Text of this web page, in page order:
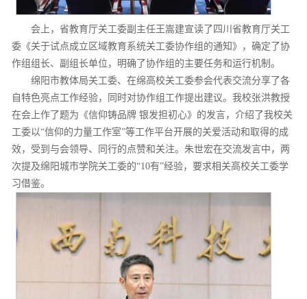
会上，省教育厅关工委副主任王嵩建宣读了四川省教育厅关工
委《关于试点成立区域教育系统关工委协作组的通知》，确定了协
作组组长、副组长单位，明确了协作组的主要任务和运行机制。
绵阳市教体局关工委、在绵高校关工委参会代表交流分享了各
自特色亮点工作经验，同时对协作组工作提出建议。我校张洪教授
在会上作了题为《信仰铸品牌 银发担初心》的发言，介绍了我校关
工委以“信仰的力量工作室”等工作平台开展的关爱活动和取得的成
效，受到与会领导、同行的点赞和关注。朱世宏在交流发言中，两
次提及绵阳城市学院关工委的“10有”经验，要求相关高校关工委学
习借鉴。